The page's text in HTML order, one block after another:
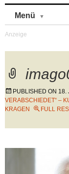
Menü
PUBLISHED ON 18.
VERABSCHIEDET“ –
KRAGEN
FULL